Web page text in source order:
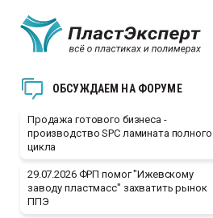
ОБСУЖДАЕМ НА ФОРУМЕ
Продажа готового бизнеса -
производство SPC ламината полного
цикла
29.07.2026 ФРП помог "Ижевскому
заводу пластмасс" захватить рынок
ППЭ